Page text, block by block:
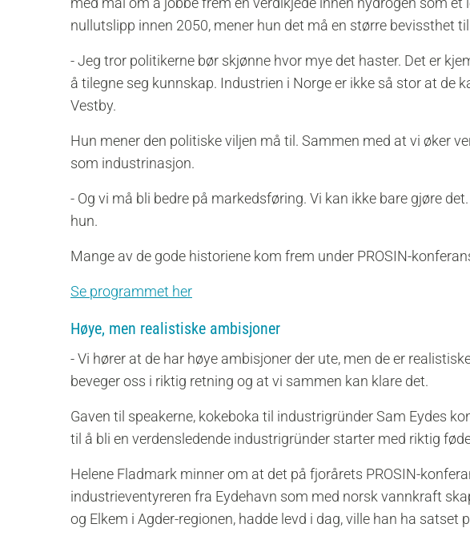
nullutslipp innen 2050, mener hun det må en større bevissthet
- Jeg tror politikerne bør skjønne hvor mye det haster. Det er
å tilegne seg kunnskap. Industrien i Norge er ikke så stor at de
Vestby.
Hun mener den politiske viljen må til. Sammen med at vi øker
som industrinasjon.
- Og vi må bli bedre på markedsføring. Vi kan ikke bare gjøre
hun.
Mange av de gode historiene kom frem under PROSIN-
Se programmet her
Høye, men realistiske ambisjoner
- Vi hører at de har høye ambisjoner der ute, men de er
beveger oss i riktig retning og at vi sammen kan klare det.
Gaven til speakerne, kokeboka til industrigründer Sam Eydes
til å bli en verdensledende industrigründer starter med riktig
Helene Fladmark minner om at det på fjorårets PROSIN-
industrieventyreren fra Eydehavn som med norsk vannkraft
og Elkem i Agder-regionen, hadde levd i dag, ville han ha satset